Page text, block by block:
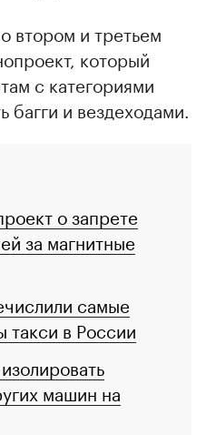
втором и третьем
который
с категориями
багги и вездеходами.
о запрете
за магнитные
самые
в России
машин на